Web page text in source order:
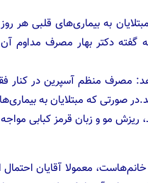
به بیماری‌های قلبی هر
گفته دکتر بهار مصرف مداوم
منظم آسپرین در کنار
صورتی که مبتلایان به
مو و زبان قرمز کبابی مواجه
معمولا آقایان احتمال